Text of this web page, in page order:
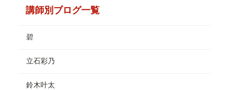
講師別ブログ一覧
碧
立石彩乃
鈴木叶太